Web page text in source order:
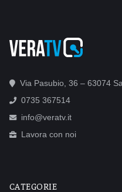
Via Pasubio, 36 – 63074
0735 367514
info@veratv.it
Lavora con noi
CATEGORIE